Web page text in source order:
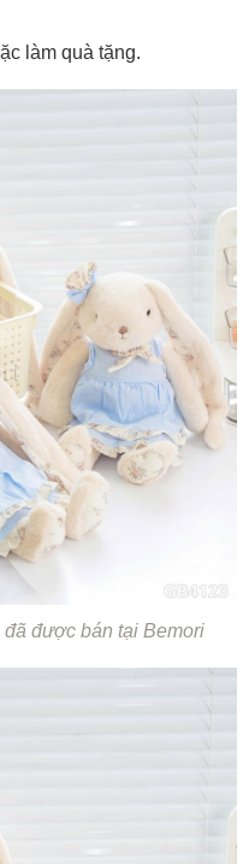
làm quà tặng.
được bán tại Bemori